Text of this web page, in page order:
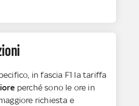
in fascia F1 la tariffa
perché sono le ore in
richiesta e